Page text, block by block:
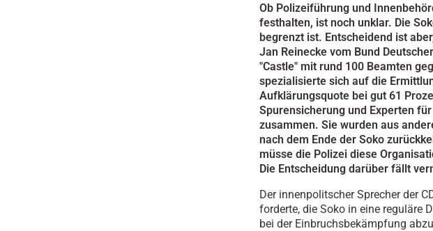
Ob Polizeiführung und
festhalten, ist noch unklar. Die
begrenzt ist. Entscheidend ist
Jan Reinecke vom Bund
"Castle" mit rund 100 Beamten
spezialisierte sich auf die
Aufklärungsquote bei gut 61
Spurensicherung und Experten
zusammen. Sie wurden aus
nach dem Ende der Soko
müsse die Polizei diese
Die Entscheidung darüber fällt
Der innenpolitscher Sprecher der
forderte, die Soko in eine reguläre
bei der Einbruchsbekämpfung